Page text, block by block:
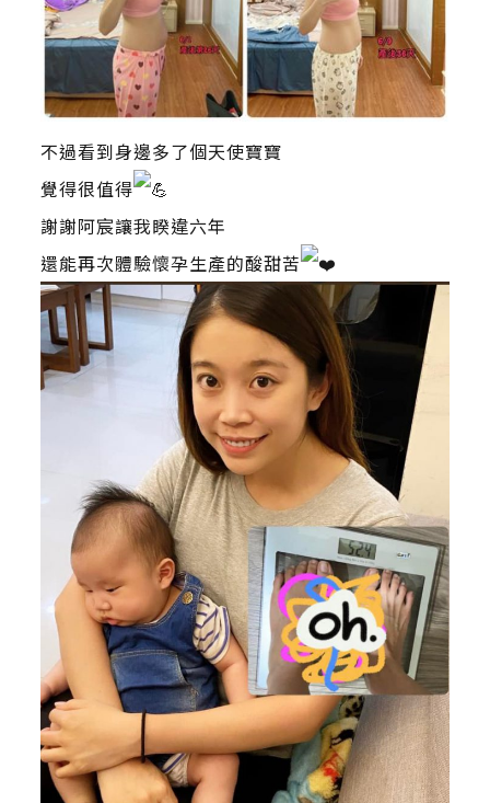
不過看到身邊多了個天使寶寶
覺得很值得
謝謝阿宸讓我睽違六年
還能再次體驗懷孕生產的酸甜苦